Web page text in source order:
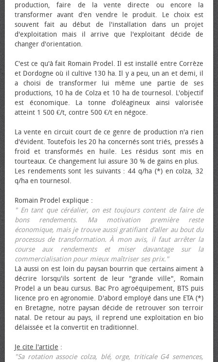
production, faire de la vente directe ou encore la
transformer avant d'en vendre le produit. Le choix est
souvent fait au début de l'installation dans un projet
d'exploitation mais il arrive que l'exploitant décide de
changer d'orientation.
C'est ce qu'à fait Romain Prodel. Il est installé entre Corrèze
et Dordogne où il cultive 130 ha. Il y a peu, un an et demi, il
a choisi de transformer lui même une partie de ses
productions, 10 ha de Colza et 10 ha de tournesol. L'objectif
est économique. La tonne d’oléagineux ainsi valorisée
atteint 1 500 €/t, contre 500 €/t en négoce.
La vente en circuit court de ce genre de production n'a rien
d'évident. Toutefois les 20 ha concernés sont triés, pressés à
froid et transformés en huile. Les résidus sont mis en
tourteaux. Ce changement lui assure 30 % de gains en plus.
Les rendements sont les suivants : 44 q/ha (*) en colza, 32
q/ha en tournesol.
Romain Prodel explique :
" En tant que céréalier, on est toujours content de faire de
bons rendements. Ma motivation première reste
économique, mais je trouve aussi gratifiant d’aller au bout du
processus de transformation. À mon avis, il faut arrêter la
course aux rendements et miser davantage sur la
commercialisation pour mieux maîtriser ses prix."
Là aussi on est loin du paysan bourrin que certains aiment à
décrire lorsqu'ils sortent de leur "grande ville", Romain
Prodel a un beau cursus. Bac Pro agroéquipement, BTS puis
licence pro en agronomie. D'abord employé dans une ETA (*)
en Bretagne, notre paysan décide de retrouver son terroir
natal. De retour au pays, il reprend une exploitation en bio
délaissée et la convertit en traditionnel.
Je cite l'article :
"Sa rotation associe colza, blé, orge, triticale G4 semences,